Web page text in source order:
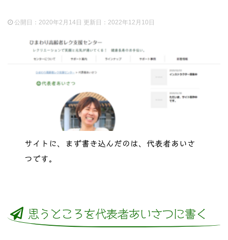
公開日：2020年2月14日 更新日： 2022年12月10日
サイトに、まず書き込んだのは、代表者あいさ
つです。
思うところを代表者あいさつに書く